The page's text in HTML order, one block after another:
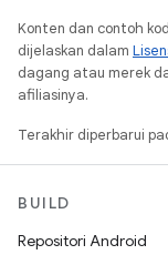
Konten dan contoh
dijelaskan dalam
dagang atau merek
afiliasinya.
Terakhir diperbarui
BUILD
Repositori Android